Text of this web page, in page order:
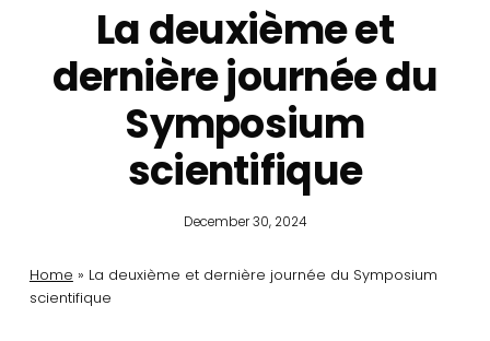
La deuxième et
dernière journée du
Symposium
scientifique
December 30, 2024
Home » La deuxième et dernière journée du Symposium
scientifique